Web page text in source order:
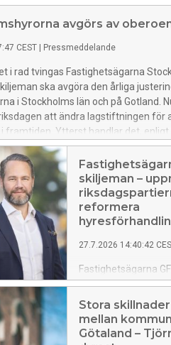
avgörs av
CEST Pressmeddelande
i rad tvingas Fastighetsägarna
ska avgöra den årliga
i Stockholms län och på Gotland.
att ändra lagstiftningen för
framtiden. Ytterst handlar det, enligt
förhandlingssystemets
skiljeman –
reformera
27.7.2026 14:40:42
Fastighetsägarna
oberoende
hyresförhandlingar i
kommer sedan
Stora
mellan
Götaland –